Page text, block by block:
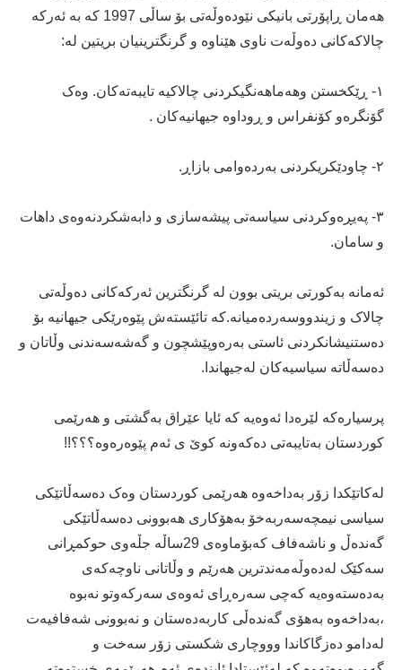
هەمان ڕاپۆرتی بانیکی نێودەوڵەتی بۆ ساڵی 1997 کە بە ئەرکە
چالاکەکانی دەوڵەت ناوی هێناوە و گرنگترینیان بریتین لە:
١- ڕێکخستن وهەماهەنگیکردنی چالاکیە تایبەتەکان. وەک
گۆنگرەو کۆنفراس و ڕوداوە جیهانیەکان .
٢- چاودێکریکردنی بەردەوامی بازاڕ.
٣- پەیڕەوکردنی سیاسەتی پیشەسازی و دابەشکردنەوەی داهات
و سامان.
ئەمانە بەکورتی بریتی بوون لە گرنگترین ئەرکەکانی دەوڵەتی
چالاک و زیندووسەردەمیانە.کە تائێستەش پێوەرێکی جیهانیە بۆ
دەستنیشانکردنی ئاستی بەرەوپێشچون و گەشەسەندنی وڵاتان و
دەسەڵاتە سیاسیەکان لەجیهاندا.
پرسیارەکە لێرەدا ئەوەیە کە ئایا عێراق بەگشتی و هەرێمی
کوردستان بەتایبەتی دەکەونە کوێ ی ئەم پێوەرەوە؟؟؟!!
لەکاتێکدا زۆر بەداخەوە هەرێمی کوردستان وەک دەسەڵاتێکی
سیاسی نیمچەسەربەخۆ بەهۆکاری هەبوونی دەسەڵاتێکی
گەندەڵ و ناشەفاف کەبۆماوەی 29ساڵە جڵەوی حوکمڕانی
سەکێک لەدەوڵەمەندترین هەرێم و وڵاتانی ناوچەکەی
بەدەستەوەیە کەچی سەرەڕای ئەوەی سەرکەوتو نەبوە
،بەداخەوە بەهۆی گەندەڵی کاربەدەستان و نەبوونی شەفافیەت
لەدامو دەزگاکاندا وووچاری شکستی زۆر سەخت و